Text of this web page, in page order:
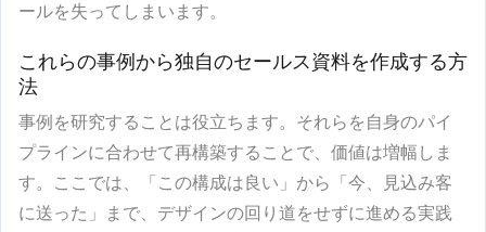
ールを失ってしまいます。
これらの事例から独自のセールス資料を作成する方
法
事例を研究することは役立ちます。それらを自身のパイ
プラインに合わせて再構築することで、価値は増幅しま
す。ここでは、「この構成は良い」から「今、見込み客
に送った」まで、デザインの回り道をせずに進める実践